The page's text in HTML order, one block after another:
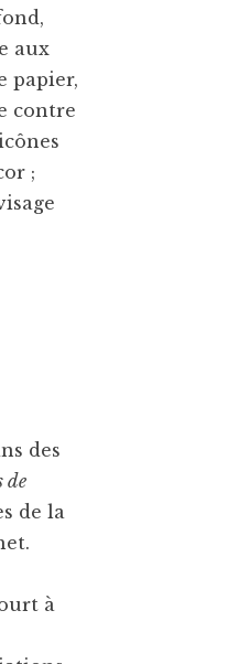
aux
papier,
contre
;
des
de
de la
à